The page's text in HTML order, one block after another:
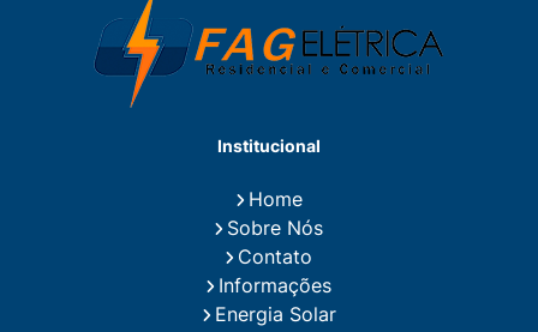
Eletricista Residencial E Predial
Eletricistas de Manutenção
Empresa de Instalações Elétricas
Empresa de Manutenção Eletrica
Empresa de Prestação de Serviços Eletricos
Fiação para Instalação Eletrica Residencial
Instalação de Energia Solar Residencial Preço
Instalação de Painel Solar
Instalação de Placa Solar
Instalação de Sistema Fotovoltaico
Instalação E Manutenção Elétrica
Instalação Elétrica Comercial
Institucional
Home
Sobre Nós
Contato
Informações
Energia Solar